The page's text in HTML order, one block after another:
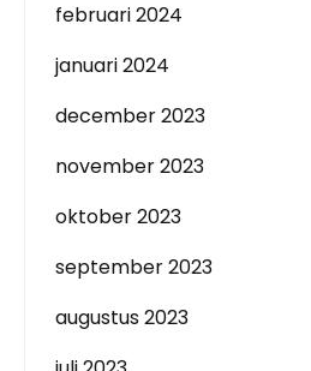
februari 2024
januari 2024
december 2023
november 2023
oktober 2023
september 2023
augustus 2023